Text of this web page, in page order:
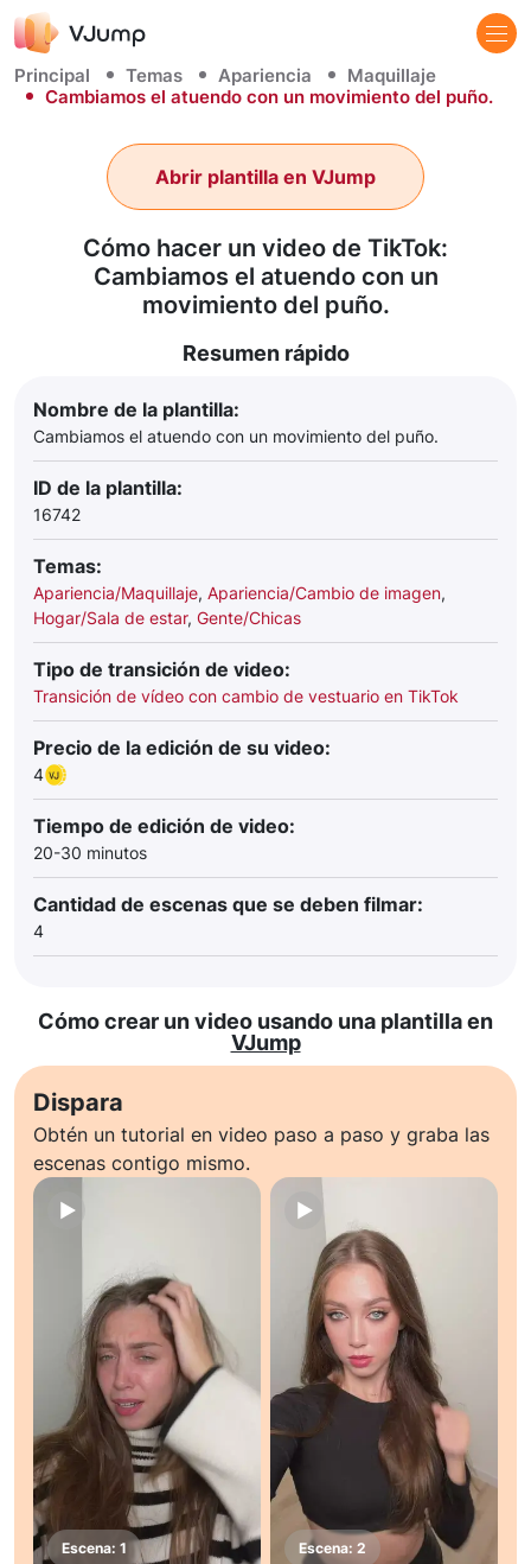
Principal Temas Apariencia
Maquillaje
Cambiamos el atuendo con un movimiento del puño.
Cómo hacer un video de TikTok:
Cambiamos el atuendo con un
movimiento del puño.
Abrir plantilla en VJump
Resumen rápido
Nombre de la plantilla:
Cambiamos el atuendo con un movimiento del puño.
ID de la plantilla:
16742
Temas:
Apariencia/Maquillaje, Apariencia/Cambio de imagen,
Hogar/Sala de estar, Gente/Chicas
Tipo de transición de video:
Transición de vídeo con cambio de vestuario en TikTok
Precio de la edición de su video:
4
Tiempo de edición de video:
20-30 minutos
Cantidad de escenas que se deben filmar:
4
Cómo crear un video usando una plantilla en
VJump
Dispara
Obtén un tutorial en video paso a paso y graba las
escenas contigo mismo.